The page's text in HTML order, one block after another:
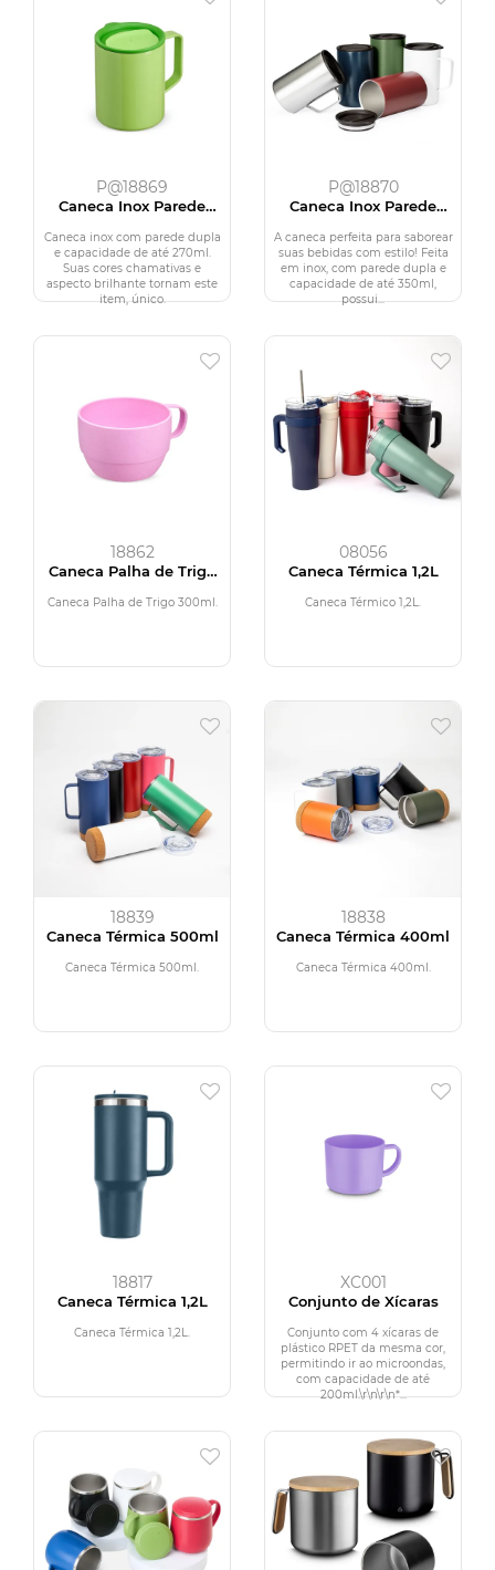
P@18869
Caneca Inox Parede
Caneca inox com parede dupla
e capacidade de até 270ml.
Suas cores chamativas e
aspecto brilhante tornam este
item, único.
P@18870
Caneca Inox Parede
A caneca perfeita para saborear
suas bebidas com estilo! Feita
em inox, com parede dupla e
capacidade de até 350ml,
possui...
18862
Caneca Palha de Trigo
Caneca Palha de Trigo 300ml.
08056
Caneca Térmica 1,2L
Caneca Térmico 1,2L.
18839
Caneca Térmica 500ml
Caneca Térmica 500ml.
18838
Caneca Térmica 400ml
Caneca Térmica 400ml.
18817
Caneca Térmica 1,2L
Caneca Térmica 1,2L.
XC001
Conjunto de Xícaras
Conjunto com 4 xícaras de
plástico RPET da mesma cor,
permitindo ir ao microondas,
com capacidade de até
200ml.\r\n\r\n*...